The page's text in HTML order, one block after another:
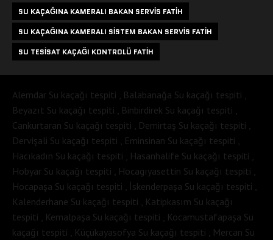
SU KAÇAĞINA KAMERALI BAKAN SERVIS FATIH
SU KAÇAĞINA KAMERALI SISTEM BAKAN SERVIS FATIH
SU TESISAT KAÇAĞI KONTROLÜ FATIH
Alemdar Su kaçağı tespiti , Balabanağa Su kaçağı tespiti ,
Beyazıt Su kaçağı tespiti , Binbirdirek Su kaçağı tespiti ,
Cankurtaran Su kaçağı tespiti , Demirtaş Su kaçağı tespiti ,
Dervişali Su kaçağı tespiti , Eminsinan Su kaçağı tespiti ,
Hacıkadın Su kaçağı tespiti , Hasanhalife Su kaçağı tespiti ,
Hobyar Su kaçağı tespiti , Hocagıyasettin Su kaçağı tespiti ,
Hocapaşa Su kaçağı tespiti , İskenderpaşa Su kaçağı tespiti ,
Kalenderhane Su kaçağı tespiti , Katipkasım Su kaçağı
tespiti , Kemalpaşa Su kaçağı tespiti , Kocamustafapaşa Su
kaçağı tespiti , Küçükayasofya Su kaçağı tespiti , Mercan Su